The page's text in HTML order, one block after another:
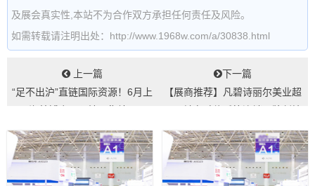
及展会真实性,本站不为合作双方承担任何责任及风险。
如需转载请注明出处：http://www.1968w.com/a/30838.html
上一篇
“足不出沪”直链国际资源！6月上
下一篇
【展商推荐】凡碧诗丽尔美业超
人6月24日...